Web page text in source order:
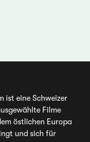
ist eine Schweizer
Filme
östlichen Europa
und sich für